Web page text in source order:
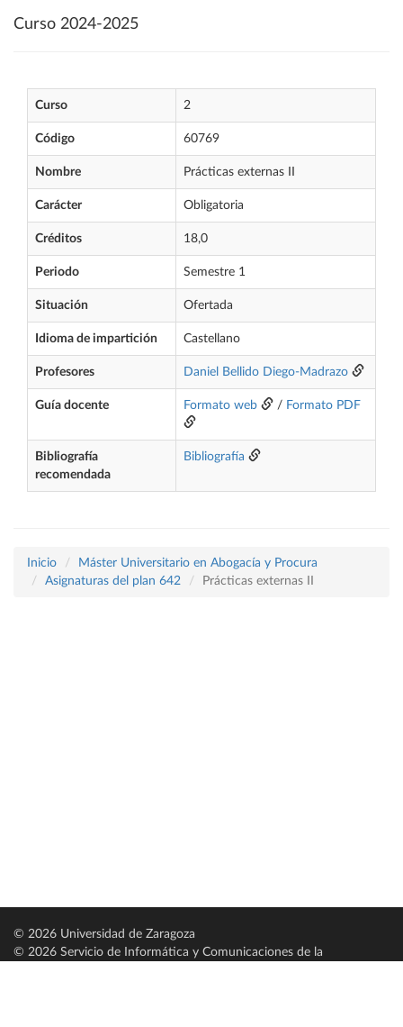
Curso 2024-2025
Curso 2
Código 60769
Nombre Prácticas externas II
Carácter Obligatoria
Créditos 18,0
Periodo Semestre 1
Situación Ofertada
Idioma de impartición Castellano
Profesores Daniel Bellido Diego-Madrazo
Guía docente Formato web / Formato PDF
Bibliografía
recomendada
Bibliografía
Inicio
Máster Universitario en Abogacía y Procura
Asignaturas del plan 642
Prácticas externas II
© 2026 Universidad de Zaragoza
© 2026 Servicio de Informática y Comunicaciones de la